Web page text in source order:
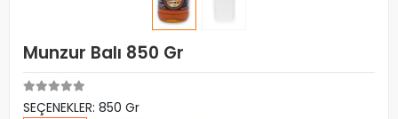
Munzur Balı 850 Gr
SEÇENEKLER: 850 Gr